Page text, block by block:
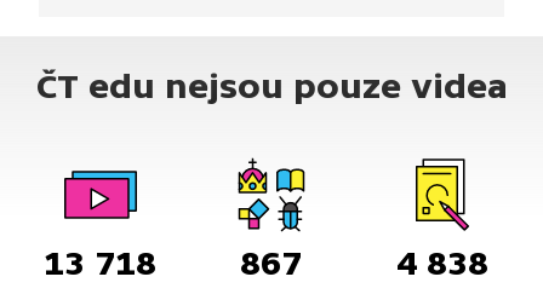
ČT edu nejsou pouze videa
13 718 867 4 838